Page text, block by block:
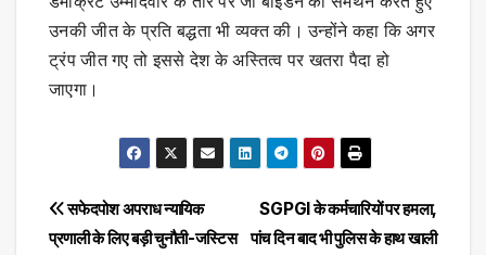
उनकी जीत के प्रति बद्धता भी व्यक्त की। उन्होंने कहा कि अगर
ट्रंप जीत गए तो इससे देश के अस्तित्व पर खतरा पैदा हो
जाएगा।
Post
SGPGI के कर्मचारियों पर हमला,
पांच दिन बाद भी पुलिस के हाथ खाली
सफेदपोश अपराध न्यायिक
प्रणाली के लिए बड़ी चुनौती-जस्टिस